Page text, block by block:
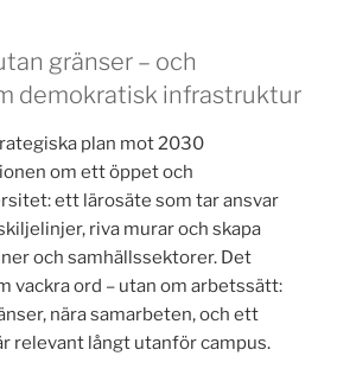
gränser – och
demokratisk infrastruktur
plan mot 2030
om ett öppet och
ett lärosäte som tar ansvar
riva murar och skapa
och samhällssektorer. Det
vackra ord – utan om arbetssätt:
nära samarbeten, och ett
relevant långt utanför campus.